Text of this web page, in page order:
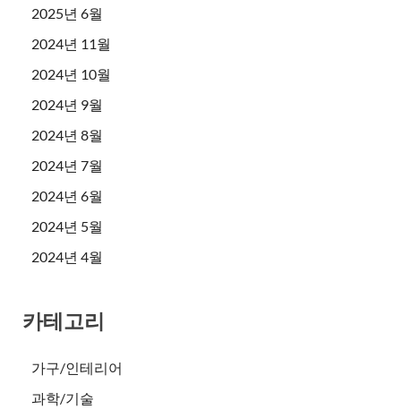
2025년 6월
2024년 11월
2024년 10월
2024년 9월
2024년 8월
2024년 7월
2024년 6월
2024년 5월
2024년 4월
카테고리
가구/인테리어
과학/기술